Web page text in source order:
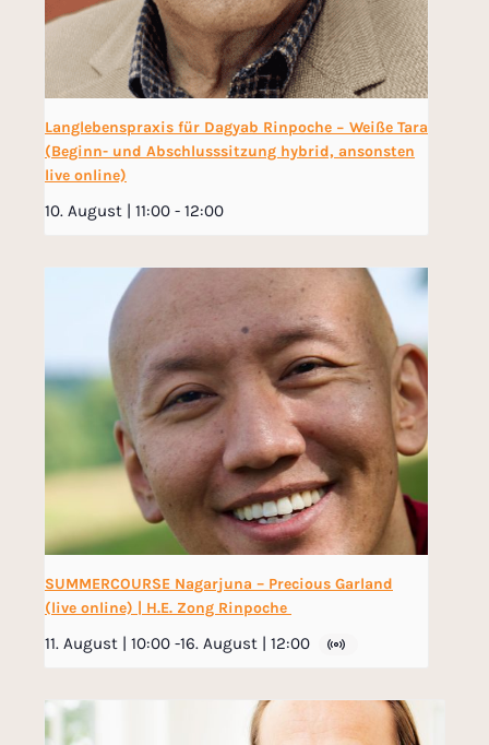
Langlebenspraxis für Dagyab Rinpoche − Weiße Tara
(Beginn- und Abschlusssitzung hybrid, ansonsten
live online)
10. August | 11:00 - 12:00
SUMMERCOURSE Nagarjuna – Precious Garland
(live online) | H.E. Zong Rinpoche
11. August | 10:00 -16. August | 12:00